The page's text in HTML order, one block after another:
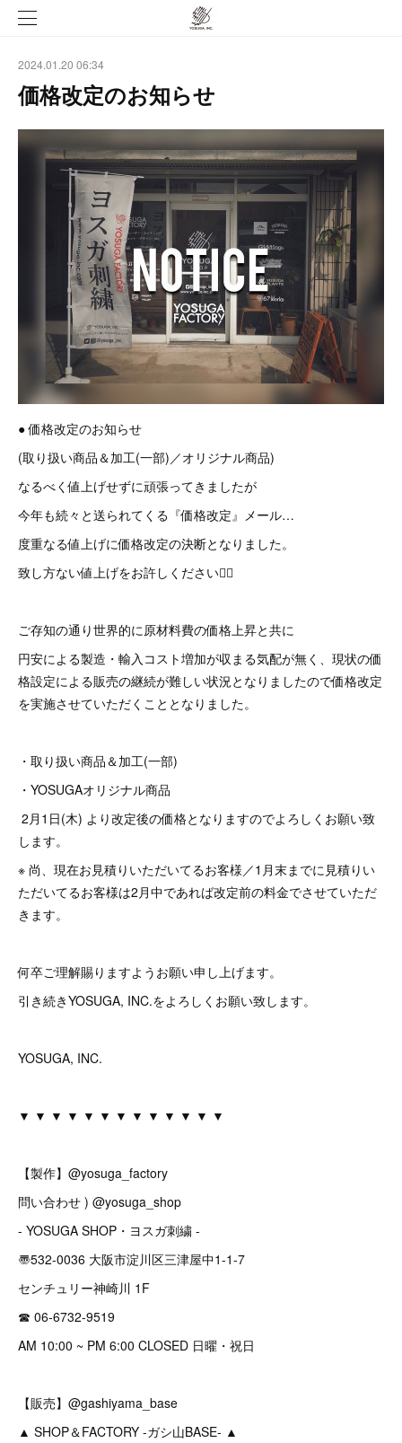
2024.01.20 06:34
価格改定のお知らせ
● 価格改定のお知らせ
(取り扱い商品＆加工(一部)／オリジナル商品)
なるべく値上げせずに頑張ってきましたが
今年も続々と送られてくる『価格改定』メール…
度重なる値上げに価格改定の決断となりました。
致し方ない値上げをお許しください🙇‍♂
ご存知の通り世界的に原材料費の価格上昇と共に
円安による製造・輸入コスト増加が収まる気配が無く、現状の価
格設定による販売の継続が難しい状況となりましたので価格改定
を実施させていただくこととなりました。
・取り扱い商品＆加工(一部)
・YOSUGAオリジナル商品
2月1日(木) より改定後の価格となりますのでよろしくお願い致
します。
※ 尚、現在お見積りいただいてるお客様／1月末までに見積りい
ただいてるお客様は2月中であれば改定前の料金でさせていただ
きます。
何卒ご理解賜りますようお願い申し上げます。
引き続きYOSUGA, INC.をよろしくお願い致します。
YOSUGA, INC.
▼ ▼ ▼ ▼ ▼ ▼ ▼ ▼ ▼ ▼ ▼ ▼ ▼
【製作】@yosuga_factory
問い合わせ ) @yosuga_shop
- YOSUGA SHOP・ヨスガ刺繍 -
〠532-0036 大阪市淀川区三津屋中1-1-7
センチュリー神崎川 1F
☎︎ 06-6732-9519
AM 10:00 ~ PM 6:00 CLOSED 日曜・祝日
【販売】@gashiyama_base
▲ SHOP＆FACTORY -ガシ山BASE- ▲